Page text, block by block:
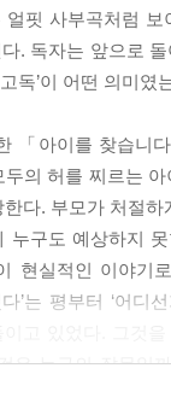
이 치고 비가 퍼붓
을 품지 않아. 스
핏 사부곡처럼
. 독자는 앞으로
독’이 어떤 의미였
「아이를 찾습니
의 허를 찌르는
다. 부모가 처절
누구도 예상하지
현실적인 이야기
’는 평부터 ‘어
은 누구의 잘못일